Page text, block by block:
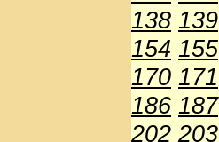
138 139
154 155
170 171
186 187
202 203